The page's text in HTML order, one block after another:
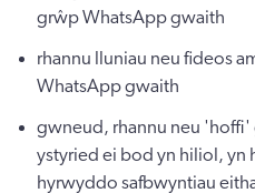
grŵp WhatsApp gwaith
rhannu lluniau neu fideos
WhatsApp gwaith
gwneud, rhannu neu
ystyried ei bod yn hiliol, yn
hyrwyddo safbwyntiau